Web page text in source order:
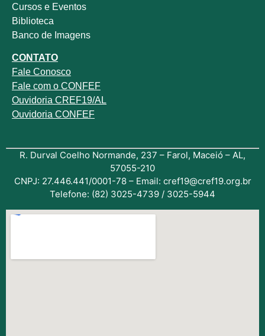
Cursos e Eventos
Biblioteca
Banco de Imagens
CONTATO
Fale Conosco
Fale com o CONFEF
Ouvidoria CREF19/AL
Ouvidoria CONFEF
R. Durval Coelho Normande, 237 – Farol, Maceió – AL,
57055-210
CNPJ: 27.446.441/0001-78 – Email: cref19@cref19.org.br
Telefone: (82) 3025-4739 / 3025-5944